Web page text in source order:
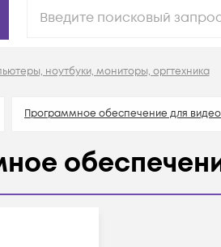
ноутбуки, мониторы, оргтехника
Программное обеспечение для